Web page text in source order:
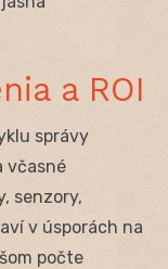
a ROI
správy
včasné
senzory,
v úsporách na
počte